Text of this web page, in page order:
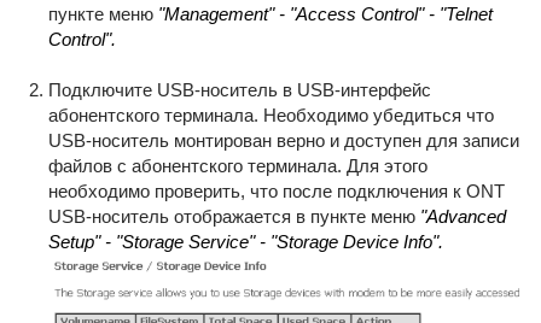
пункте меню "Management" - "Access Control" - "Telnet
Control".
Подключите USB-носитель в USB-интерфейс
абонентского терминала. Необходимо убедиться что
USB-носитель монтирован верно и доступен для записи
файлов с абонентского терминала. Для этого
необходимо проверить, что после подключения к ONT
USB-носитель отображается в пункте меню "Advanced
Setup" - "Storage Service" - "Storage Device Info".